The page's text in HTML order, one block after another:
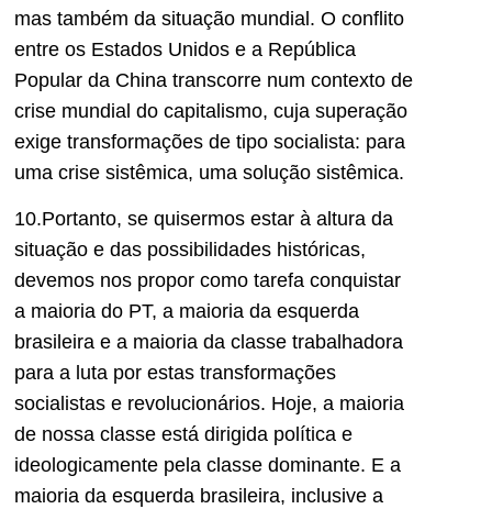
mas também da situação mundial. O conflito
entre os Estados Unidos e a República
Popular da China transcorre num contexto de
crise mundial do capitalismo, cuja superação
exige transformações de tipo socialista: para
uma crise sistêmica, uma solução sistêmica.
10.Portanto, se quisermos estar à altura da
situação e das possibilidades históricas,
devemos nos propor como tarefa conquistar
a maioria do PT, a maioria da esquerda
brasileira e a maioria da classe trabalhadora
para a luta por estas transformações
socialistas e revolucionários. Hoje, a maioria
de nossa classe está dirigida política e
ideologicamente pela classe dominante. E a
maioria da esquerda brasileira, inclusive a